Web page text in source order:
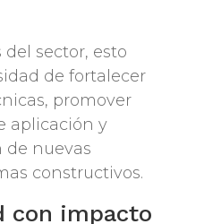
sector, esto
de fortalecer
promover
aplicación y
de nuevas
constructivos.
con impacto